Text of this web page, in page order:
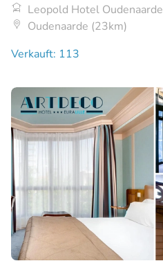
Leopold Hotel Oudenaarde
Oudenaarde (23km)
Verkauft: 113